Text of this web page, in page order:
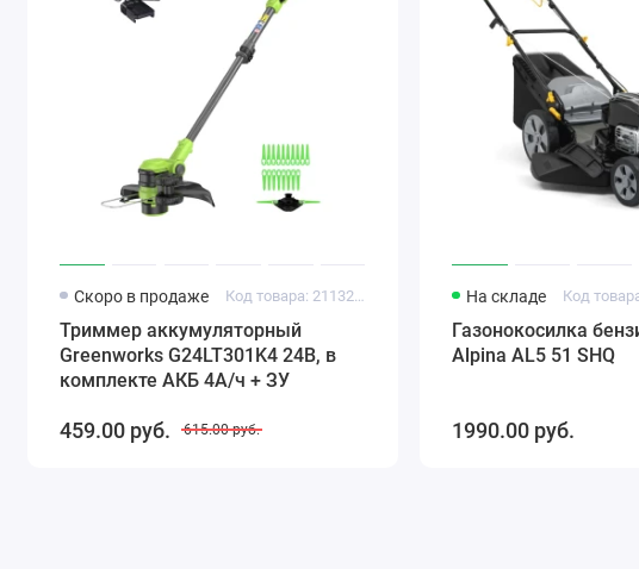
Скоро в продаже Код товара: 2113207UB
Триммер аккумуляторный
Greenworks G24LT301K4 24В, в
комплекте АКБ 4А/ч + ЗУ
459.00 pуб. 615.00 pуб.
На складе Код
Газонокосилка
Alpina AL5 51 SHQ
1990.00 pуб.